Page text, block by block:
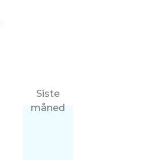
Siste
måned